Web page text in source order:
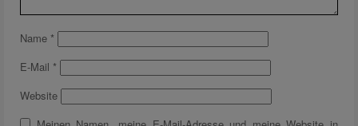
Name *
E-Mail *
Website